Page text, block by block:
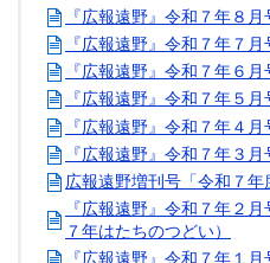
『広報遠野』令和７年８
『広報遠野』令和７年７
『広報遠野』令和７年６
『広報遠野』令和７年５
『広報遠野』令和７年４
『広報遠野』令和７年３
広報遠野増刊号「令和７年
『広報遠野』令和７年
７年はたちのつどい）
『広報遠野』令和７年